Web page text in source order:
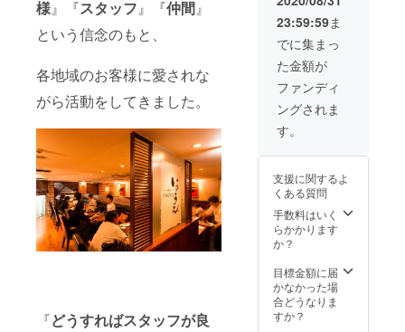
様』『スタッフ』『仲間』
という信念のもと、
各地域のお客様に愛されな
がら活動をしてきました。
『どうすればスタッフが良
込み ※
店舗は
『焼肉
いのう
え、焼
肉レス
トラン
ロイン
づれか
用頂け
ます。
※店舗ま
での交
通費は
の実費
でお願
い致し
ます。
23:59:59ま
でに集まっ
た金額が
ファンディ
ングされま
す。
支援に関するよ
くある質問
手数料はいく
らかかります
か？
目標金額に届
かなかった場
合どうなりま
すか？